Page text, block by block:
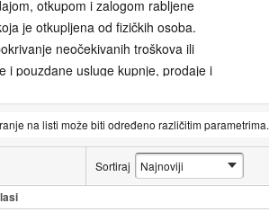
otkupom i zalogom rabljene
je otkupljena od fizičkih osoba.
neočekivanih troškova ili
i pouzdane usluge kupnje, prodaje i
potrebe. Založite ili prodajte
na licu mjesta. Nudimo
vašim potrebama. Posjetite nas
pružiti najbolju moguću
na listi može biti određeno različitim parametrima.
Sortiraj